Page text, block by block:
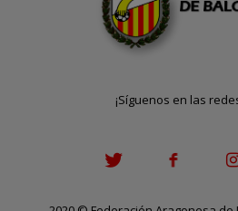
¡Síguenos en las